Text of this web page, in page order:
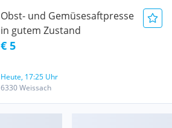
Obst- und Gemüsesaftpresse
in gutem Zustand
€ 5
Heute, 17:25 Uhr
6330 Weissach